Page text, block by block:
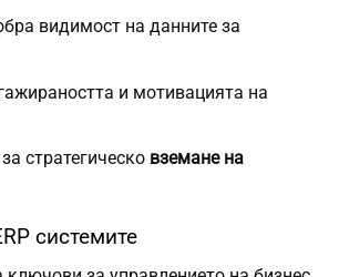
видимост на данните за
и мотивацията на
стратегическо вземане на
системите